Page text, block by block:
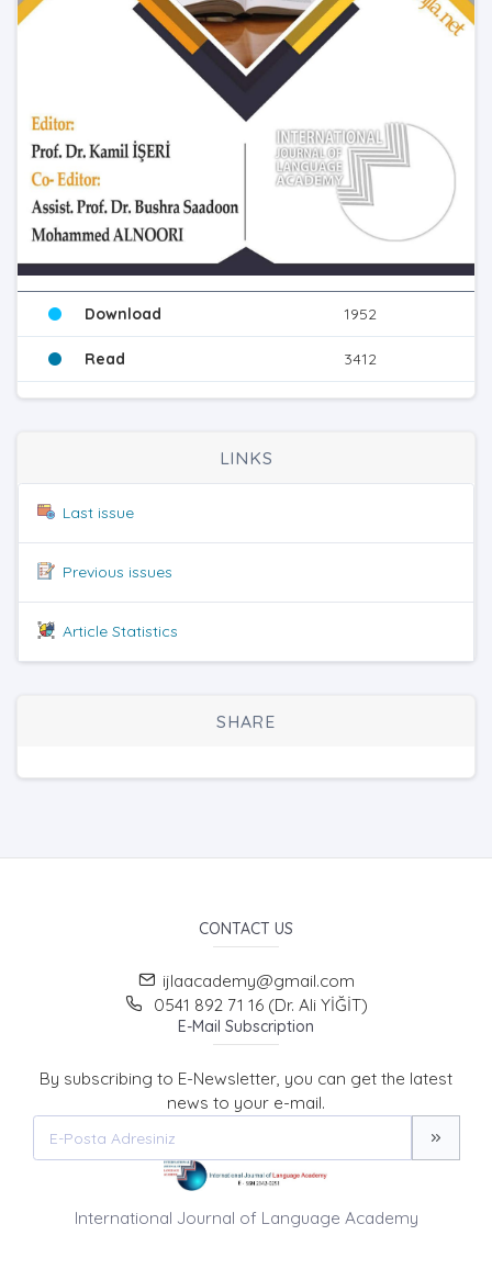
Download 1952
Read 3412
LINKS
Last issue
Previous issues
Article Statistics
SHARE
CONTACT US
ijlaacademy@gmail.com
0541 892 71 16 (Dr. Ali YİĞİT)
E-Mail Subscription
By subscribing to E-Newsletter, you can get the latest
news to your e-mail.
International Journal of Language Academy